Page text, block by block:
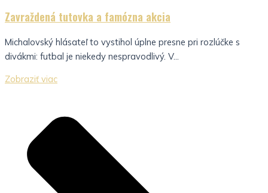
Zavraždená tutovka a famózna akcia
Michalovský hlásateľ to vystihol úplne presne pri rozlúčke s
divákmi: futbal je niekedy nespravodlivý. V...
Zobraziť viac